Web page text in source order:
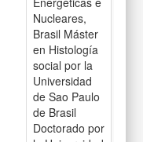
Nucleares,
Brasil Máster
en Histología
social por la
Universidad
de Sao Paulo
de Brasil
Doctorado por